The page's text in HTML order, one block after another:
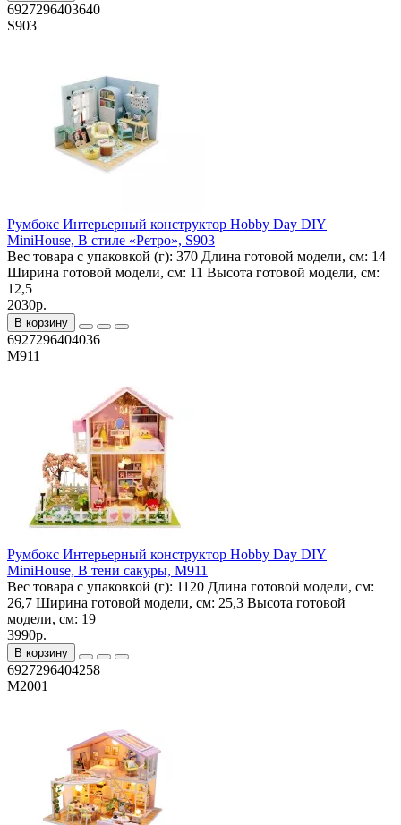
6927296403640
S903
Румбокс Интерьерный конструктор Hobby Day DIY
MiniHouse, В стиле «Ретро», S903
Вес товара с упаковкой (г): 370 Длина готовой модели, см: 14
Ширина готовой модели, см: 11 Высота готовой модели, см:
12,5
2030р.
В корзину
6927296404036
M911
Румбокс Интерьерный конструктор Hobby Day DIY
MiniHouse, В тени сакуры, M911
Вес товара с упаковкой (г): 1120 Длина готовой модели, см:
26,7 Ширина готовой модели, см: 25,3 Высота готовой
модели, см: 19
3990р.
В корзину
6927296404258
M2001